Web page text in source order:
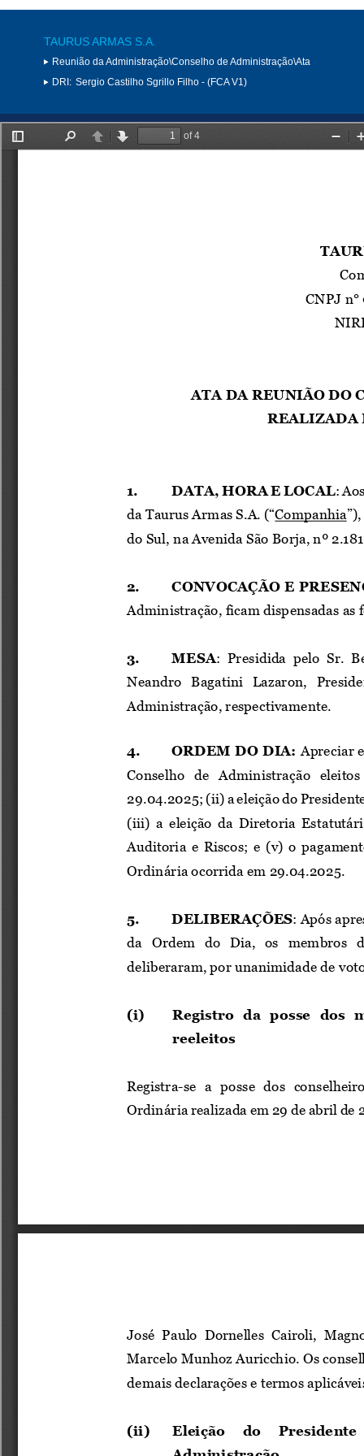
TAURUS ARMAS S.A.
Reunião da Administração\Conselho de Administração\Ata
DRI: Sergio Castilho Sgrillo Filho - (FCA V1)